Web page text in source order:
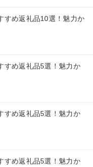
すめ返礼品10選！魅力か
すめ返礼品5選！魅力か
すめ返礼品5選！魅力か
すめ返礼品5選！魅力か